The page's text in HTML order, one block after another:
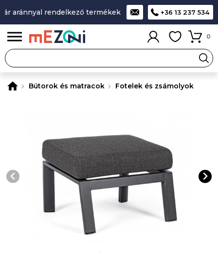
aránnyal rendelkező termékek A legjobb design-+36 13 237 534
0
Bútorok és matracok Fotelek és zsámolyok